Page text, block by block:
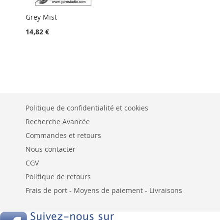
Grey Mist
14,82 €
Politique de confidentialité et cookies
Recherche Avancée
Commandes et retours
Nous contacter
CGV
Politique de retours
Frais de port - Moyens de paiement - Livraisons